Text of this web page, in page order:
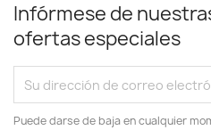
Infórmese de
ofertas especiales
Puede darse de baja en cualquier